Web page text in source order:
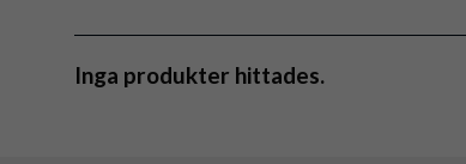
Inga produkter hittades.